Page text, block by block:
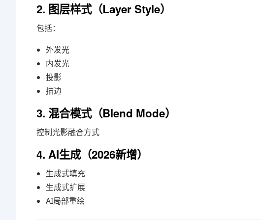
2. 图层样式（Layer Style）
包括：
外发光
内发光
投影
描边
3. 混合模式（Blend Mode）
控制光影融合方式
4. AI生成（2026新增）
生成式填充
生成式扩展
AI局部重绘